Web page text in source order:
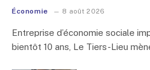
Économie 8 août 2026
Entreprise d’économie sociale
bientôt 10 ans, Le Tiers-Lieu